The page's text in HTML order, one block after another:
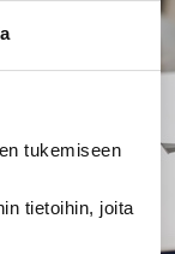
tukemiseen
tietoihin, joita